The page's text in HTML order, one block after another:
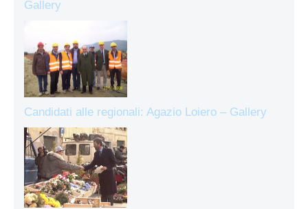
Gallery
Candidati alle regionali: Agazio Loiero – Gallery